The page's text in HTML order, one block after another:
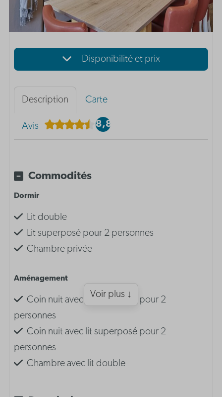
Disponibilité et prix
Description Carte
Avis 8,8
Commodités
Dormir
Lit double
Lit superposé pour 2 personnes
Chambre privée
Aménagement
Coin nuit avec lit superposé pour 2
personnes
Coin nuit avec lit superposé pour 2
personnes
Chambre avec lit double
Voir plus ↓